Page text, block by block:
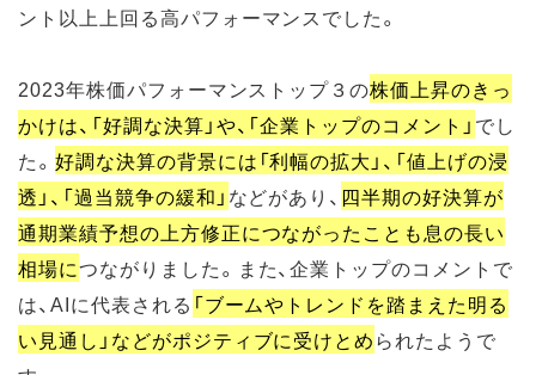
ント以上上回る高パフォーマンスでした。
2023年株価パフォーマンストップ３の株価上昇のきっ
かけは、「好調な決算」や、「企業トップのコメント」 でし
た。 好調な決算の背景には「利幅の拡大」、「値上げの浸
透」、「過当競争の緩和」 などがあり、 四半期の好決算が
通期業績予想の上方修正につながったことも息の長い
相場につながりました。また、企業トップのコメントで
は、AIに代表される 「ブームやトレンドを踏まえた明る
い見通し」などがポジティブに受けとめられたようで